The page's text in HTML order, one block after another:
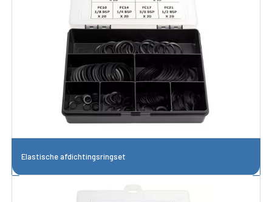
Elastische afdichtingsringset